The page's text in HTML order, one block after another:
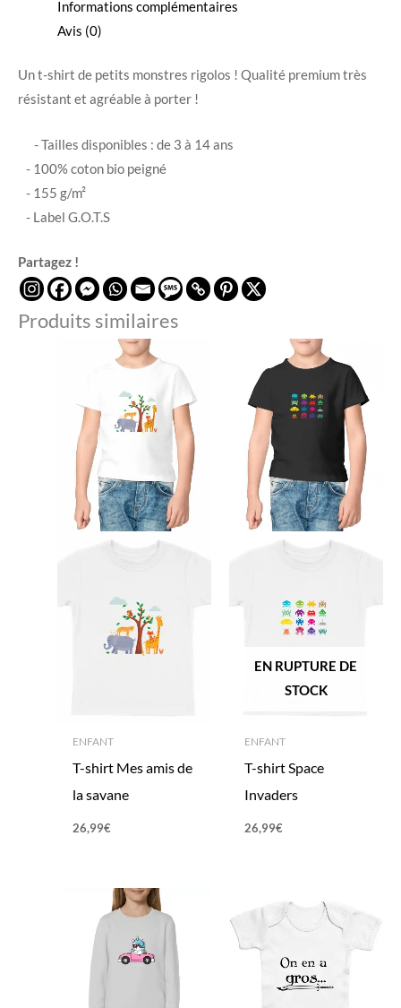
Informations complémentaires
Avis (0)
Un t-shirt de petits monstres rigolos ! Qualité premium très
résistant et agréable à porter !
- Tailles disponibles : de 3 à 14 ans
- 100% coton bio peigné
- 155 g/m²
- Label G.O.T.S
Partagez !
Produits similaires
ENFANT
T-shirt Mes amis de
la savane
26,99€
EN RUPTURE DE
STOCK
ENFANT
T-shirt Space
Invaders
26,99€